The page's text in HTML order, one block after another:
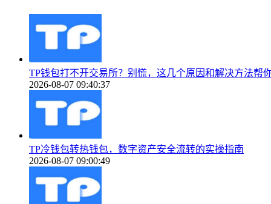
TP钱包打不开交易所？别慌，这几个原因和解决方法帮
2026-08-07 09:40:37
TP冷钱包转热钱包，数字资产安全流转的实操指南
2026-08-07 09:00:49